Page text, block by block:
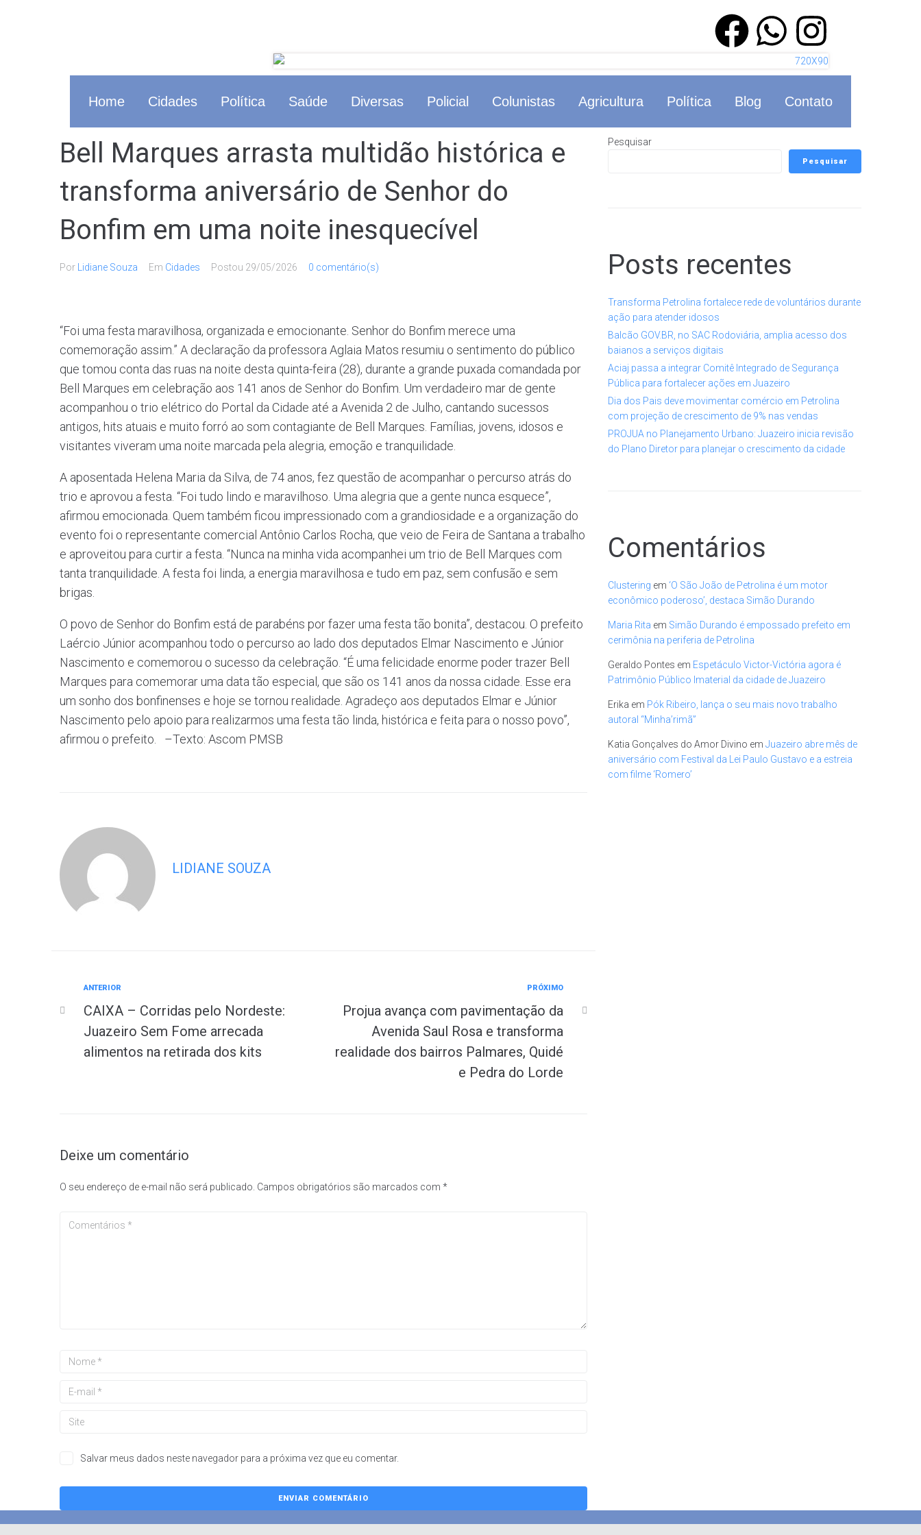
Home Cidades Política Saúde Diversas Policial Colunistas Agricultura Política Blog Contato
Bell Marques arrasta multidão histórica e
transforma aniversário de Senhor do
Bonfim em uma noite inesquecível
Por Lidiane Souza Em Cidades Postou 29/05/2026 0 comentário(s)
“Foi uma festa maravilhosa, organizada e emocionante. Senhor do Bonfim merece uma
comemoração assim.” A declaração da professora Aglaia Matos resumiu o sentimento do público
que tomou conta das ruas na noite desta quinta-feira (28), durante a grande puxada comandada por
Bell Marques em celebração aos 141 anos de Senhor do Bonfim. Um verdadeiro mar de gente
acompanhou o trio elétrico do Portal da Cidade até a Avenida 2 de Julho, cantando sucessos
antigos, hits atuais e muito forró ao som contagiante de Bell Marques. Famílias, jovens, idosos e
visitantes viveram uma noite marcada pela alegria, emoção e tranquilidade.
A aposentada Helena Maria da Silva, de 74 anos, fez questão de acompanhar o percurso atrás do
trio e aprovou a festa. “Foi tudo lindo e maravilhoso. Uma alegria que a gente nunca esquece”,
afirmou emocionada. Quem também ficou impressionado com a grandiosidade e a organização do
evento foi o representante comercial Antônio Carlos Rocha, que veio de Feira de Santana a trabalho
e aproveitou para curtir a festa. “Nunca na minha vida acompanhei um trio de Bell Marques com
tanta tranquilidade. A festa foi linda, a energia maravilhosa e tudo em paz, sem confusão e sem
brigas.
O povo de Senhor do Bonfim está de parabéns por fazer uma festa tão bonita”, destacou. O prefeito
Laércio Júnior acompanhou todo o percurso ao lado dos deputados Elmar Nascimento e Júnior
Nascimento e comemorou o sucesso da celebração. “É uma felicidade enorme poder trazer Bell
Marques para comemorar uma data tão especial, que são os 141 anos da nossa cidade. Esse era
um sonho dos bonfinenses e hoje se tornou realidade. Agradeço aos deputados Elmar e Júnior
Nascimento pelo apoio para realizarmos uma festa tão linda, histórica e feita para o nosso povo”,
afirmou o prefeito. –Texto: Ascom PMSB
LIDIANE SOUZA
ANTERIOR
CAIXA – Corridas pelo Nordeste:
Juazeiro Sem Fome arrecada
alimentos na retirada dos kits
PRÓXIMO
Projua avança com pavimentação da
Avenida Saul Rosa e transforma
realidade dos bairros Palmares, Quidé
e Pedra do Lorde
Deixe um comentário
O seu endereço de e-mail não será publicado. Campos obrigatórios são marcados com *
Salvar meus dados neste navegador para a próxima vez que eu comentar.
Pesquisar
Pesquisar
Posts recentes
Transforma Petrolina fortalece rede de voluntários durante
ação para atender idosos
Balcão GOV.BR, no SAC Rodoviária, amplia acesso dos
baianos a serviços digitais
Aciaj passa a integrar Comitê Integrado de Segurança
Pública para fortalecer ações em Juazeiro
Dia dos Pais deve movimentar comércio em Petrolina
com projeção de crescimento de 9% nas vendas
PROJUA no Planejamento Urbano: Juazeiro inicia revisão
do Plano Diretor para planejar o crescimento da cidade
Comentários
Clustering em ‘O São João de Petrolina é um motor
econômico poderoso’, destaca Simão Durando
Maria Rita em Simão Durando é empossado prefeito em
cerimônia na periferia de Petrolina
Geraldo Pontes em Espetáculo Victor-Victória agora é
Patrimônio Público Imaterial da cidade de Juazeiro
Erika em Pók Ribeiro, lança o seu mais novo trabalho
autoral “Minha’rimã”
Katia Gonçalves do Amor Divino em Juazeiro abre mês de
aniversário com Festival da Lei Paulo Gustavo e a estreia
com filme ‘Romero’